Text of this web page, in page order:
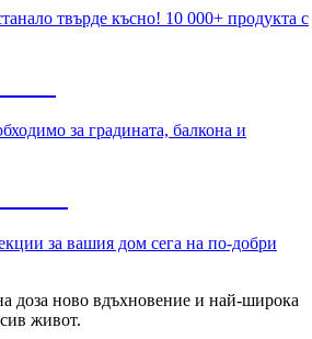
твърде късно! 10 000+ продукта с
за градината, балкона и
за вашия дом сега на по-добри
доза ново вдъхновение и най-широка
живот.